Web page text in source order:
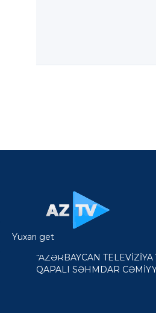
"AZƏRBAYCAN
QAPALI SƏHMDAR
Yuxarı get